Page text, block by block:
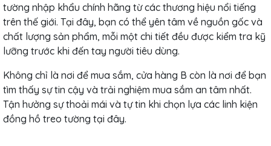
tường nhập khẩu chính hãng từ các thương hiệu nổi tiếng
trên thế giới. Tại đây, bạn có thể yên tâm về nguồn gốc và
chất lượng sản phẩm, mỗi một chi tiết đều được kiểm tra kỹ
lưỡng trước khi đến tay người tiêu dùng.
Không chỉ là nơi để mua sắm, cửa hàng B còn là nơi để bạn
tìm thấy sự tin cậy và trải nghiệm mua sắm an tâm nhất.
Tận hưởng sự thoải mái và tự tin khi chọn lựa các linh kiện
đồng hồ treo tường tại đây.